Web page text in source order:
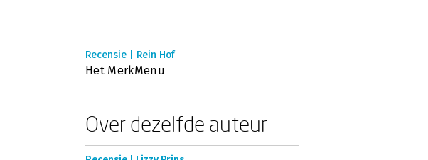
Recensie | Rein Hof
Het MerkMenu
Over dezelfde auteur